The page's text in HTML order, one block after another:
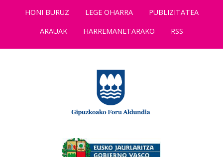
HONI BURUZ LEGE OHARRA
PUBLIZITATEA
ARAUAK
HARREMANETARAKO RSS